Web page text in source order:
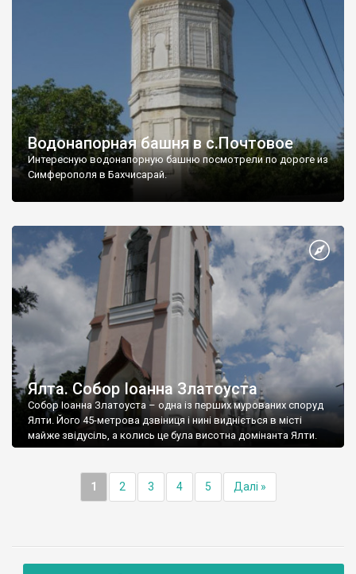
Водонапорная башня в с.Почтовое
Интересную водонапорную башню посмотрели по дороге из
Симферополя в Бахчисарай.
Ялта. Собор Іоанна Златоуста
Собор Іоанна Златоуста – одна із перших мурованих споруд
Ялти. Його 45-метрова дзвіниця і нині видніється в місті
майже звідусіль, а колись це була висотна домінанта Ялти.
1 2 3 4 5 Далі »